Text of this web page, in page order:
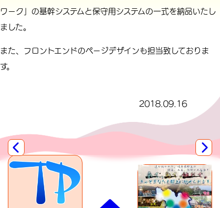
ワーク」の基幹システムと保守用システムの一式を納品いたし
ました。
また、フロントエンドのページデザインも担当致しておりま
す。
2018.09.16